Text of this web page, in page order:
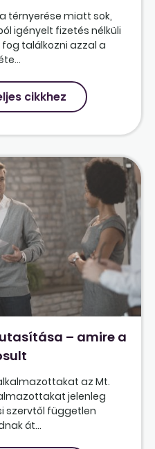
térnyerése miatt sok,
igényelt fizetés nélküli
találkozni azzal a
cikkhez
– amire a
az Mt.
jelenleg
szervtől független
át...